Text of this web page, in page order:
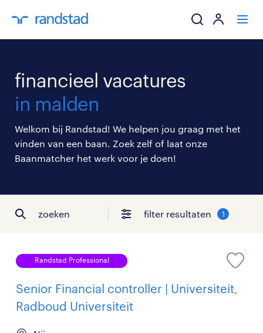
mijn carrière
over randstad
financieel vacatures
in malden
Welkom bij Randstad! We helpen jou graag met het
vinden van een baan. Zoek zelf of laat onze
Baanmatcher het werk voor je doen!
zoeken filter resultaten 1
Randstad Professional
Senior Financial controller | Universiteit,
Radboud Universiteit